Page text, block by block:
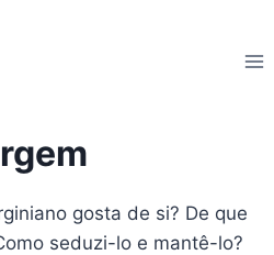
gosta de si? De que
seduzi-lo e mantê-lo?